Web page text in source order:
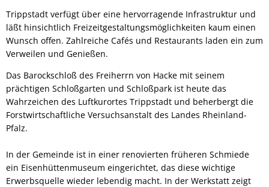
Trippstadt verfügt über eine hervorragende Infrastruktur und
läßt hinsichtlich Freizeitgestaltungsmöglichkeiten kaum einen
Wunsch offen. Zahlreiche Cafés und Restaurants laden ein zum
Verweilen und Genießen.
Das Barockschloß des Freiherrn von Hacke mit seinem
prächtigen Schloßgarten und Schloßpark ist heute das
Wahrzeichen des Luftkurortes Trippstadt und beherbergt die
Forstwirtschaftliche Versuchsanstalt des Landes Rheinland-
Pfalz.
In der Gemeinde ist in einer renovierten früheren Schmiede
ein Eisenhüttenmuseum eingerichtet, das diese wichtige
Erwerbsquelle wieder lebendig macht. In der Werkstatt zeigt